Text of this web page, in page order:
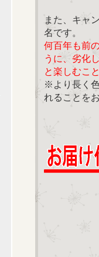
また、キャ
名です。
何百年も前
うに、劣化
と楽しむこ
※より長く
れることを